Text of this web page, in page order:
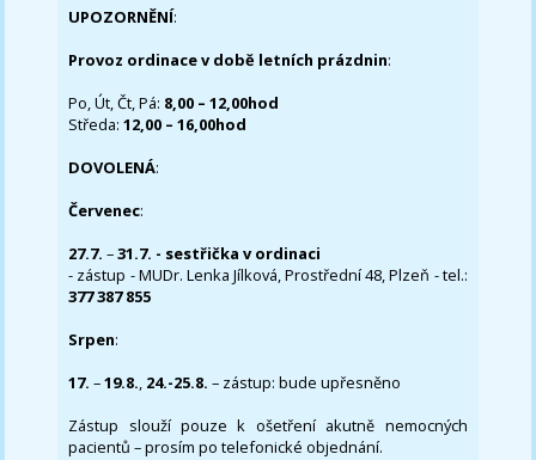
UPOZORNĚNÍ:
Provoz ordinace v době letních prázdnin:
Po, Út, Čt, Pá: 8,00 – 12,00hod
Středa:12,00 – 16,00hod
DOVOLENÁ:
Červenec:
27.7.–31.7. - sestřička v ordinaci
- zástup - MUDr. Lenka Jílková, Prostřední 48, Plzeň - tel.:
377 387 855
Srpen:
17. –19.8., 24.-25.8. – zástup: bude upřesněno
Zástup slouží pouze k ošetření akutně nemocných
pacientů – prosím po telefonické objednání.